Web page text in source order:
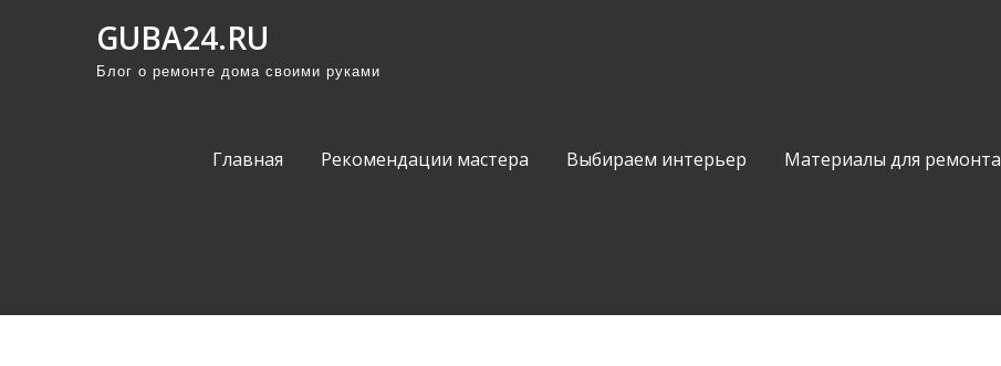
GUBA24.RU
Блог о ремонте дома своими руками
Главная Рекомендации мастера Выбираем интерьер Материалы для ремонта